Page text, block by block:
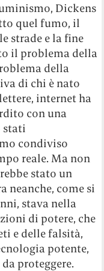
Dickens
quel fumo, il
strade e la fine
il problema della
della
di chi è nato
internet ha
con una
stati
condiviso
reale. Ma non
stato un
neanche, come si
stava nella
di potere, che
e delle falsità,
potente,
proteggere.